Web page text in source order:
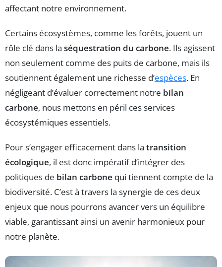
affectant notre environnement.
Certains écosystèmes, comme les forêts, jouent un
rôle clé dans la séquestration du carbone. Ils agissent
non seulement comme des puits de carbone, mais ils
soutiennent également une richesse d’espèces. En
négligeant d’évaluer correctement notre bilan
carbone, nous mettons en péril ces services
écosystémiques essentiels.
Pour s’engager efficacement dans la transition
écologique, il est donc impératif d’intégrer des
politiques de bilan carbone qui tiennent compte de la
biodiversité. C’est à travers la synergie de ces deux
enjeux que nous pourrons avancer vers un équilibre
viable, garantissant ainsi un avenir harmonieux pour
notre planète.